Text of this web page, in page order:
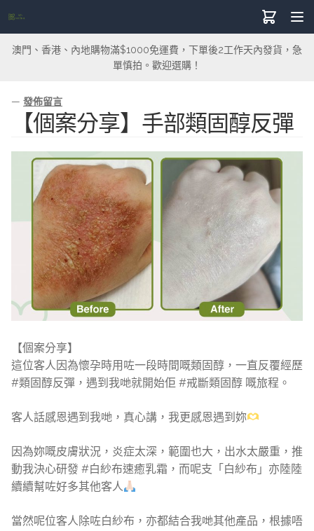
澳門、香港、內地購物滿$1000免運費，下單後2工作天內發貨，急
單慎拍。歡迎選購！
— 發佈留言
【個案分享】手部類固醇反彈
【個案分享】
這位客人因為懷孕時用咗一段時間嘅類固醇，一直反覆經歷
#類固醇反彈，遇到我哋就開始佢 #戒斷類固醇 嘅旅程。
客人話感恩遇到我哋，真心講，我更感恩遇到妳
因為妳嘅皮膚狀況，炎症太深，範圍也大，出水太嚴重，推
動我決心研發 #白紗布速癒乳霜，而呢支「白紗布」亦陸陸
續續幫咗好多其他客人
當然呢位客人除咗白紗布，亦都結合我哋其他產品，根據唔